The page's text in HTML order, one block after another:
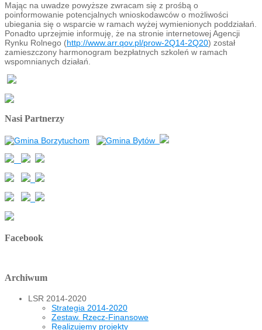
Mając na uwadze powyższe zwracam się z prośbą o
poinformowanie potencjalnych wnioskodawców o możliwości
ubiegania się o wsparcie w ramach wyżej wymienionych poddziałań.
Ponadto uprzejmie informuję, że na stronie internetowej Agencji
Rynku Rolnego (http://www.arr.qov.pl/prow-2Q14-2Q20) został
zamieszczony harmonogram bezpłatnych szkoleń w ramach
wspomnianych działań.
Nasi Partnerzy
Facebook
Archiwum
LSR 2014-2020
Strategia 2014-2020
Zestaw. Rzecz-Finansowe
Realizujemy projekty